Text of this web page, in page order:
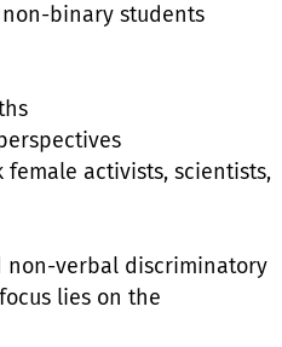
binary students
activists, scientists,
non-verbal discriminatory
lies on the